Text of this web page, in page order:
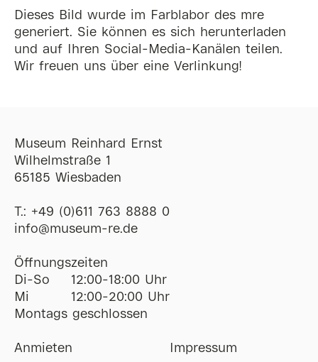
Dieses Bild wurde im Farblabor des mre
generiert. Sie können es sich herunterladen
und auf Ihren Social-Media-Kanälen teilen.
Wir freuen uns über eine Verlinkung!
Museum Reinhard Ernst
Wilhelmstraße 1
65185 Wiesbaden
T.: +49 (0)611 763 8888 0
ofni@museum-re de
Öffnungszeiten
Di-So
12:00-18:00 Uhr
Mi
12:00-20:00 Uhr
Montags geschlossen
Anmieten Impressum